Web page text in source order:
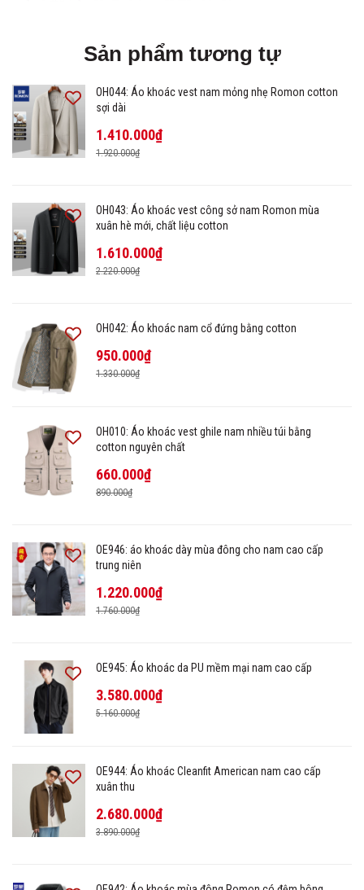
Sản phẩm tương tự
OH044: Áo khoác vest nam mỏng nhẹ Romon cotton
sợi dài
1.410.000₫
1.920.000₫
OH043: Áo khoác vest công sở nam Romon mùa
xuân hè mới, chất liệu cotton
1.610.000₫
2.220.000₫
OH042: Áo khoác nam cổ đứng bằng cotton
950.000₫
1.330.000₫
OH010: Áo khoác vest ghile nam nhiều túi bằng
cotton nguyên chất
660.000₫
890.000₫
OE946: áo khoác dày mùa đông cho nam cao cấp
trung niên
1.220.000₫
1.760.000₫
OE945: Áo khoác da PU mềm mại nam cao cấp
3.580.000₫
5.160.000₫
OE944: Áo khoác Cleanfit American nam cao cấp
xuân thu
2.680.000₫
3.890.000₫